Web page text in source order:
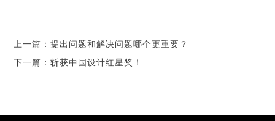
上一篇：提出问题和解决问题哪个更重要？
下一篇：斩获中国设计红星奖！